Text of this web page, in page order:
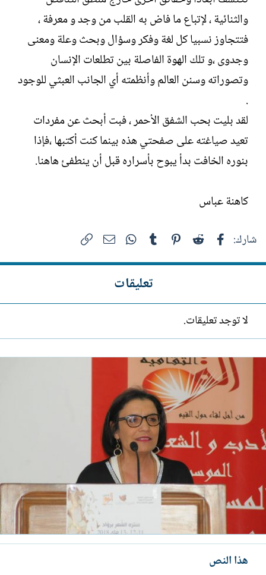
والثنائية ، لإتباع ما فاض به القلب من وجد و معرفة ،
فتتجاوز نسبيا كل لغة وفكر وسؤال وبحث وعلة ومعنى
وجدوى ،و تلك الهوة الفاصلة بين تطلعات الإنسان
وتصوراته وسنن العالم وأنظمته أي الجانب العبثي للوجود
.
لقد بليت بحب الشفق الأحمر ، فبت أبحث عن مفردات
تعيد صياغته على صفحتي هذه بينما كنت أكتبها ،فإذا
بنوره الخافت بدأ يبوح بأسراره قبل أن ينطفئ هاهنا.
كاهنة عباس
شارك: فيسبوك Reddit
Pinterest
Tumblr
WhatsAppالبريد الإلكتروني
تعليقات
لا توجد تعليقات.
هذا النص